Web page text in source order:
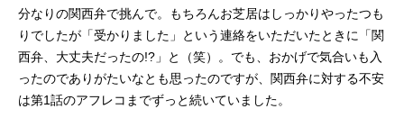
分なりの関西弁で挑んで。もちろんお芝居はしっかりやったつも
りでしたが「受かりました」という連絡をいただいたときに「関
西弁、大丈夫だったの!?」と（笑）。でも、おかげで気合いも入
ったのでありがたいなとも思ったのですが、関西弁に対する不安
は第1話のアフレコまでずっと続いていました。